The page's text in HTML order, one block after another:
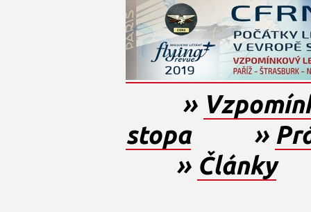
»
stopa»
» Články